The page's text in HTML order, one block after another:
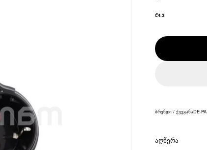
₾4.3
ბრენდი / ქვეყანაDE-PA
აღწერა